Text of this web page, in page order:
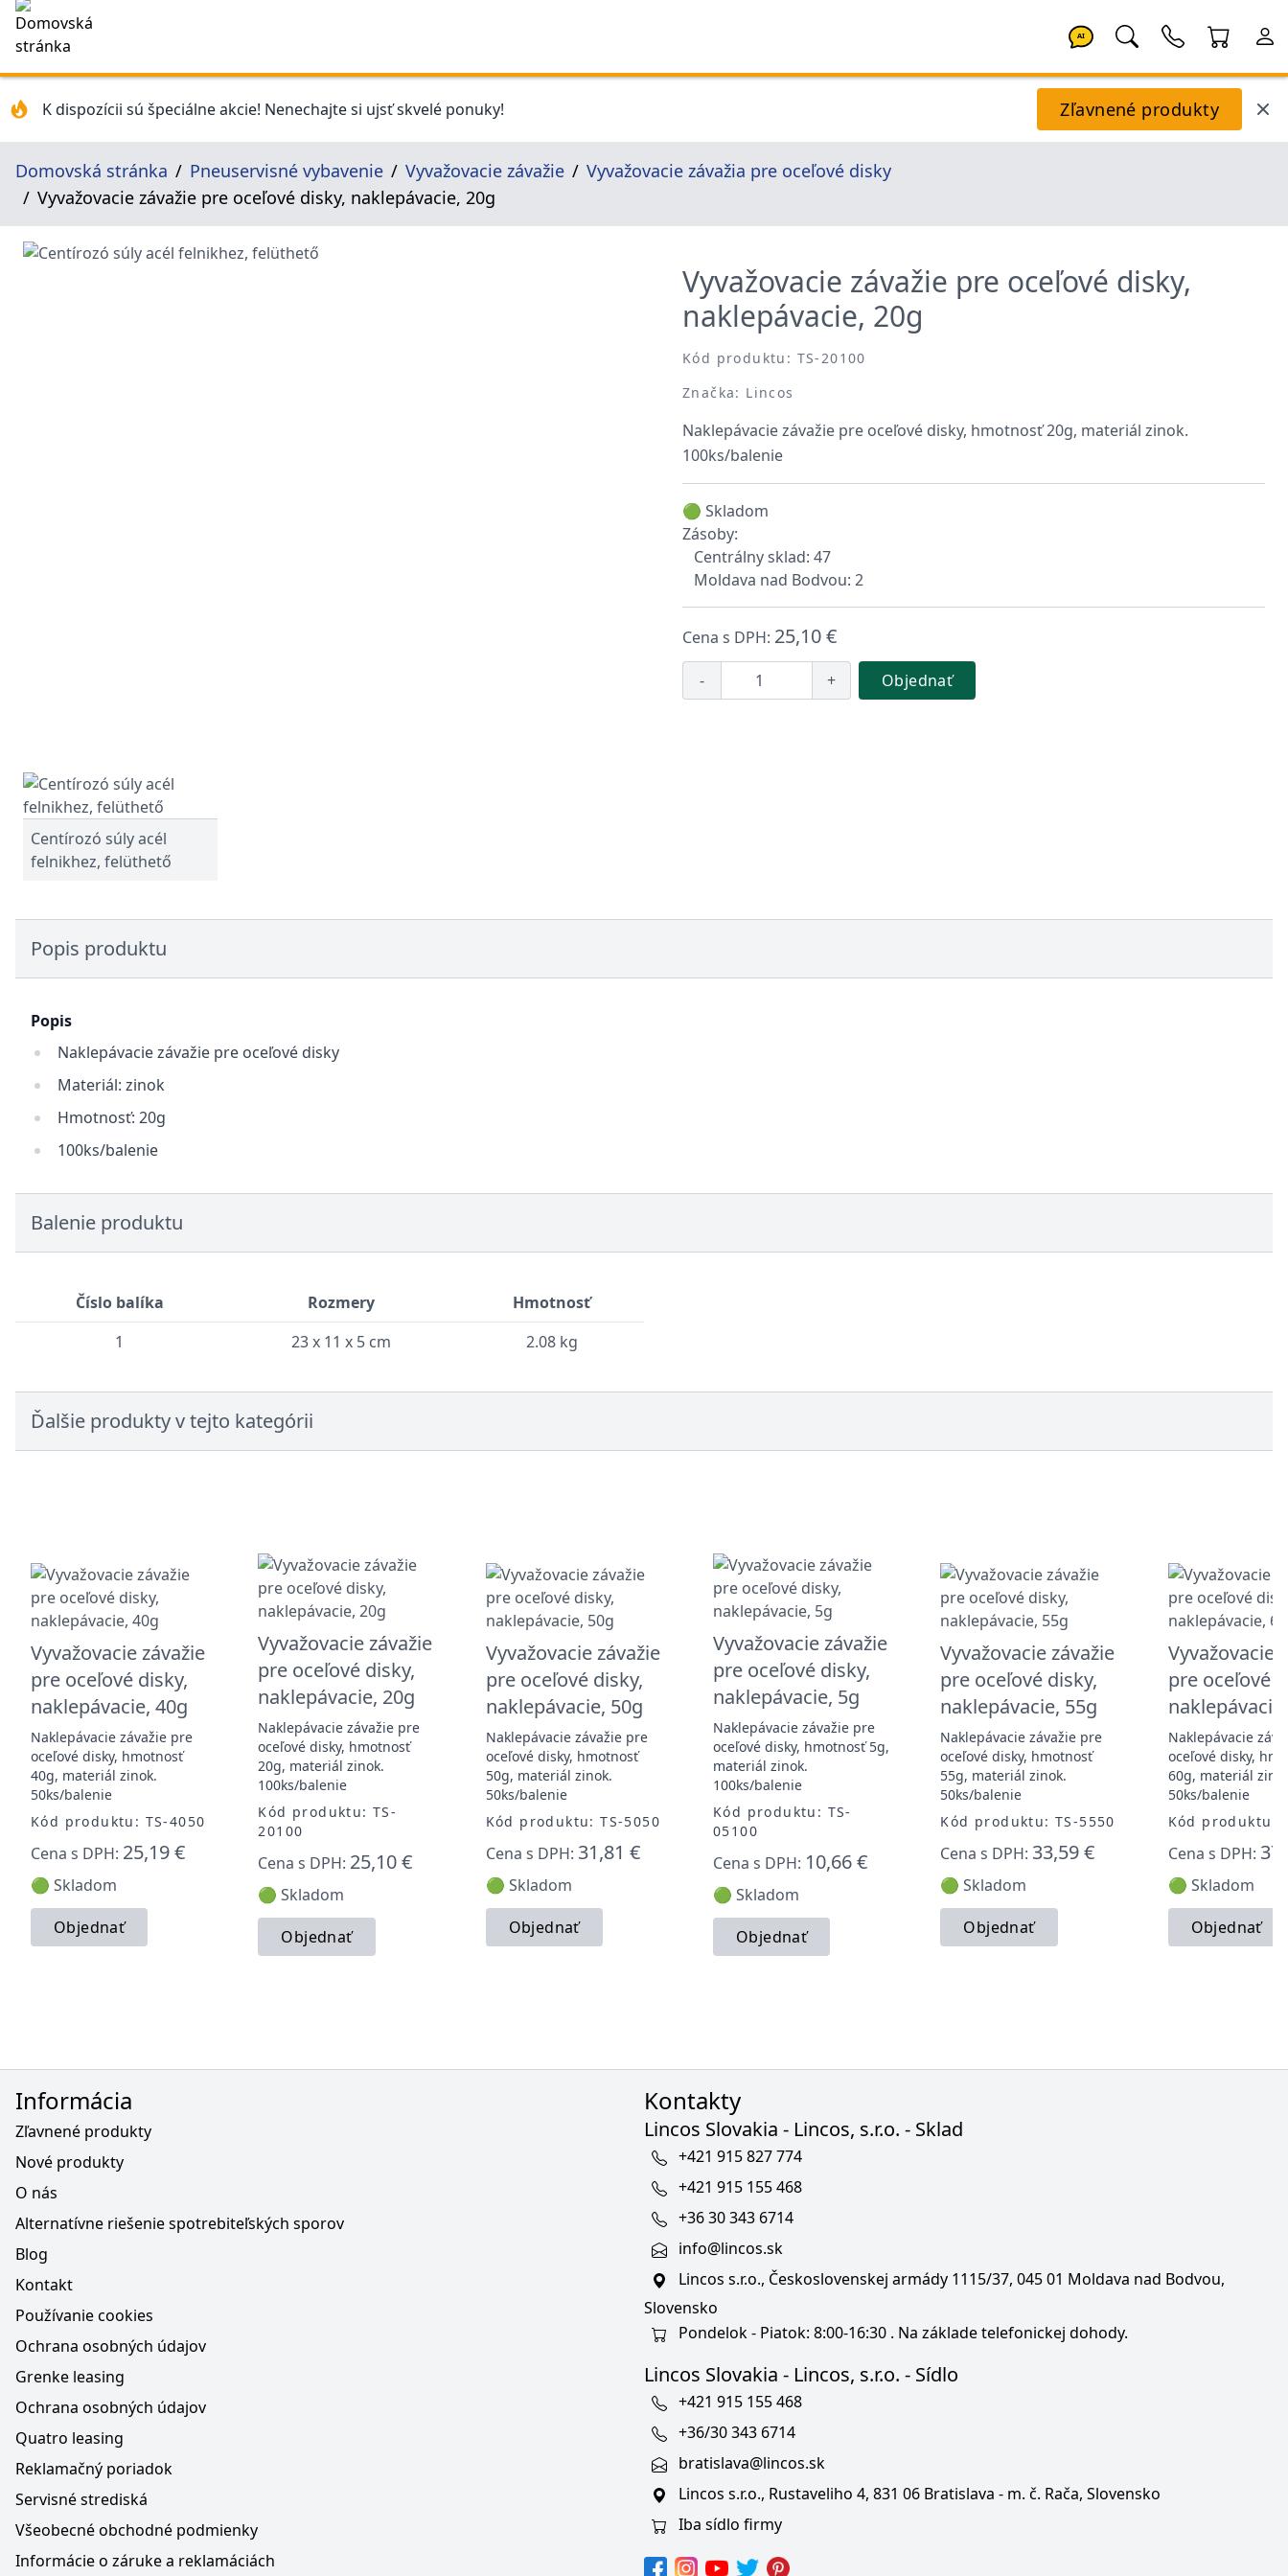
AI
K dispozícii sú špeciálne akcie! Nenechajte si ujsť skvelé ponuky! Zľavnené produkty
Domovská stránka Pneuservisné vybavenie Vyvažovacie závažie
Vyvažovacie závažia pre oceľové disky
Vyvažovacie závažie pre oceľové disky, naklepávacie, 20g
Vyvažovacie závažie pre oceľové disky,
naklepávacie, 20g
Kód produktu: TS-20100
Značka: Lincos
Naklepávacie závažie pre oceľové disky, hmotnosť 20g, materiál zinok.
100ks/balenie
🟢 Skladom
Zásoby:
Centrálny sklad: 47
Moldava nad Bodvou: 2
Cena s DPH: 25,10 €
- + Objednať
Centírozó súly acél
felnikhez, felüthető
Popis produktu
Popis
Naklepávacie závažie pre oceľové disky
Materiál: zinok
Hmotnosť: 20g
100ks/balenie
Balenie produktu
Číslo balíka Rozmery
Hmotnosť
1
23 x 11 x 5 cm 2.08 kg
Ďalšie produkty v tejto kategórii
Vyvažovacie závažie
pre oceľové disky,
naklepávacie, 40g
Naklepávacie závažie pre
oceľové disky, hmotnosť
40g, materiál zinok.
50ks/balenie
Kód produktu: TS-4050
Cena s DPH: 25,19 €
🟢 Skladom
Objednať
Vyvažovacie závažie
pre oceľové disky,
naklepávacie, 20g
Naklepávacie závažie pre
oceľové disky, hmotnosť
20g, materiál zinok.
100ks/balenie
Kód produktu: TS-
20100
Cena s DPH: 25,10 €
🟢 Skladom
Objednať
Vyvažovacie závažie
pre oceľové disky,
naklepávacie, 50g
Naklepávacie závažie pre
oceľové disky, hmotnosť
50g, materiál zinok.
50ks/balenie
Kód produktu: TS-5050
Cena s DPH: 31,81 €
🟢 Skladom
Objednať
Vyvažovacie závažie
pre oceľové disky,
naklepávacie, 5g
Naklepávacie závažie pre
oceľové disky, hmotnosť 5g,
materiál zinok.
100ks/balenie
Kód produktu: TS-
05100
Cena s DPH: 10,66 €
🟢 Skladom
Objednať
Vyvažovacie závažie
pre oceľové disky,
naklepávacie, 55g
Naklepávacie závažie pre
oceľové disky, hmotnosť
55g, materiál zinok.
50ks/balenie
Kód produktu: TS-5550
Cena s DPH: 33,59 €
🟢 Skladom
Objednať
Vyvažovacie
pre oceľové
Naklepávacie
oceľové disky,
60g, materiál
50ks/balenie
Kód produktu:
Cena s DPH:
🟢 Skladom
Objednať
Informácia
Zľavnené produkty
Nové produkty
O nás
Alternatívne riešenie spotrebiteľských sporov
Blog
Kontakt
Používanie cookies
Ochrana osobných údajov
Grenke leasing
Ochrana osobných údajov
Quatro leasing
Reklamačný poriadok
Servisné strediská
Všeobecné obchodné podmienky
Informácie o záruke a reklamáciách
Kontakty
Lincos Slovakia - Lincos, s.r.o. - Sklad
+421 915 827 774
+421 915 155 468
+36 30 343 6714
info@lincos.sk
Lincos s.r.o., Československej armády 1115/37, 045 01 Moldava nad Bodvou,
Slovensko
Pondelok - Piatok: 8:00-16:30 . Na základe telefonickej dohody.
Lincos Slovakia - Lincos, s.r.o. - Sídlo
+421 915 155 468
+36/30 343 6714
bratislava@lincos.sk
Lincos s.r.o., Rustaveliho 4, 831 06 Bratislava - m. č. Rača, Slovensko
Iba sídlo firmy